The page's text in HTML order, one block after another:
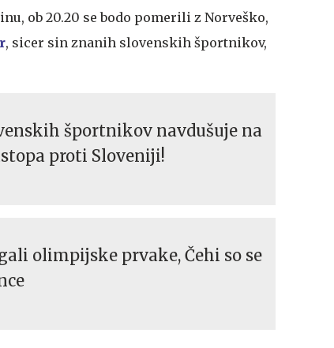
ob 20.20 se bodo pomerili z Norveško,
, sicer sin znanih slovenskih športnikov,
športnikov navdušuje na
proti Sloveniji!
olimpijske prvake, Čehi so se